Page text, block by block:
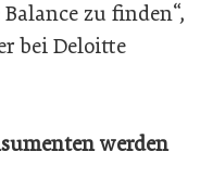
zu finden“,
bei Deloitte
werden